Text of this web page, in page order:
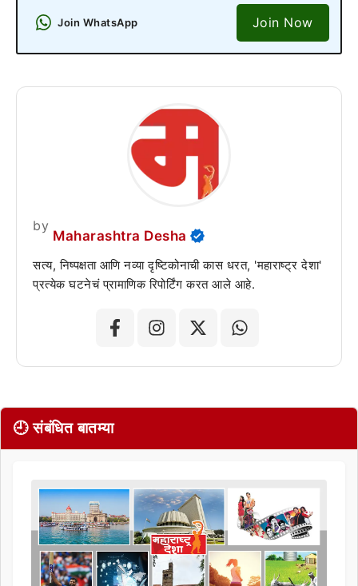
Join WhatsApp Join Now
by
Maharashtra Desha
सत्य, निष्पक्षता आणि नव्या दृष्टिकोनाची कास धरत, 'महाराष्ट्र देशा'
प्रत्येक घटनेचं प्रामाणिक रिपोर्टिंग करत आले आहे.
🕘 संबंधित बातम्या